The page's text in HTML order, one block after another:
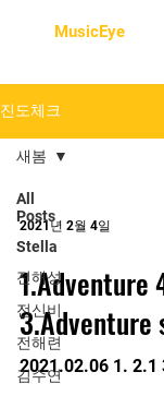
MusicEye
진도체크
All
Posts
Stella
전해성
전신비
전해련
김수연
새봄
2021년 2월 4일
1.Adventure
3.Adventure
2021.02.06 1.